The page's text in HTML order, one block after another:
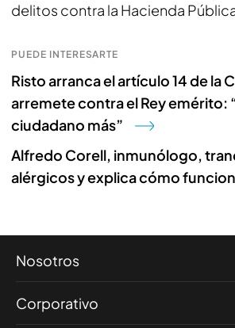
delitos contra la Hacienda
PUEDE INTERESARTE
Risto arranca el artículo 14 de la
arremete contra el Rey emérito:
ciudadano más”
Alfredo Corell, inmunólogo,
alérgicos y explica cómo
Nosotros
Corporativo